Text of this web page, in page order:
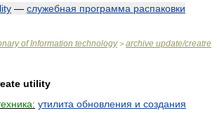
— служебная программа распаковки
of Information technology> archive update/creatre
utility
утилита обновления и создания